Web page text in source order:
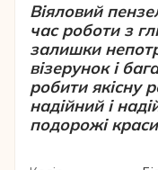
Віяловий
час роботи з
залишки
візерунок і
робити якісну
надійний і
подорожі